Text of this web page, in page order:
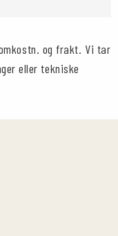
og frakt. Vi tar
eller tekniske